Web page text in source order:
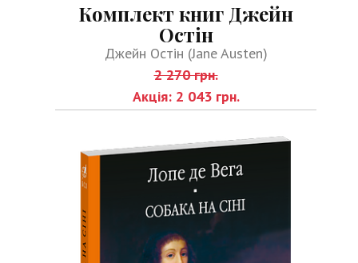
Комплект книг Джейн
Остін
Джейн Остін (Jane Austen)
2 270 грн.
Акція: 2 043 грн.